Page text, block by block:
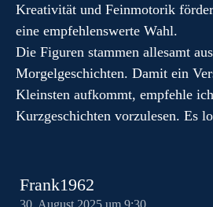
Kreativität und Feinmotorik
eine empfehlenswerte Wahl.
Die Figuren stammen allesamt
Morgelgeschichten. Damit ein
Kleinsten aufkommt, empfehle
Kurzgeschichten vorzulesen. Es
Frank1962